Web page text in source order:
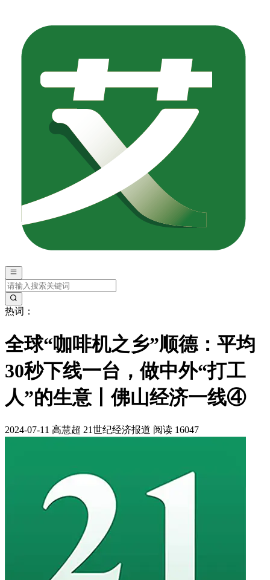
热词：
全球“咖啡机之乡”顺德：平均
30秒下线一台，做中外“打工
人”的生意丨佛山经济一线④
2024-07-11 高慧超 21世纪经济报道 阅读 16047